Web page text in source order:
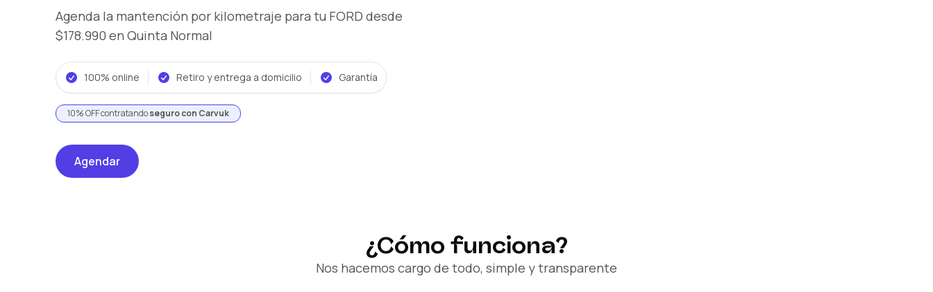
Agenda la mantención por kilometraje para tu FORD desde
$178.990 en Quinta Normal
100% online Retiro y entrega a domicilio Garantía
10% OFF contratandoseguro con Carvuk
Agendar
¿Cómo funciona?
Nos hacemos cargo de todo, simple y transparente